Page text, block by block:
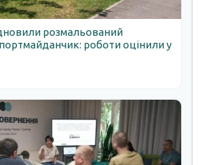
розмальований
роботи оцінили у